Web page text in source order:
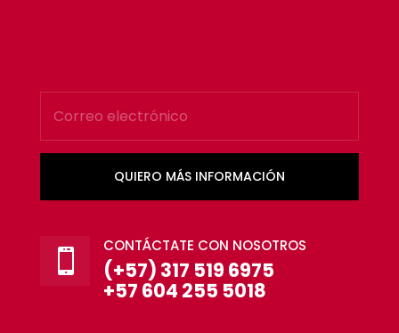
QUIERO MÁS INFORMACIÓN

CONTÁCTATE CON NOSOTROS
(+57) 317 519 6975
+57 604 255 5018